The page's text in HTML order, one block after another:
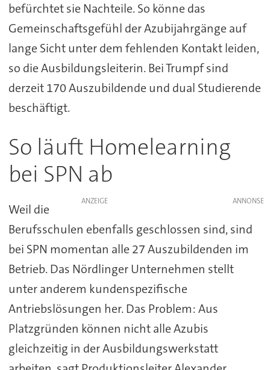
befürchtet sie Nachteile. So könne das
Gemeinschaftsgefühl der Azubijahrgänge auf
lange Sicht unter dem fehlenden Kontakt leiden,
so die Ausbildungsleiterin. Bei Trumpf sind
derzeit 170 Auszubildende und dual Studierende
beschäftigt.
So läuft Homelearning
bei SPN ab
ANZEIGE
Weil die
Berufsschulen ebenfalls geschlossen sind, sind
bei SPN momentan alle 27 Auszubildenden im
Betrieb. Das Nördlinger Unternehmen stellt
unter anderem kundenspezifische
Antriebslösungen her. Das Problem: Aus
Platzgründen können nicht alle Azubis
gleichzeitig in der Ausbildungswerkstatt